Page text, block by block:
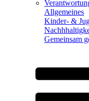
Allgemeines
Kinder- &
Gemeinsam